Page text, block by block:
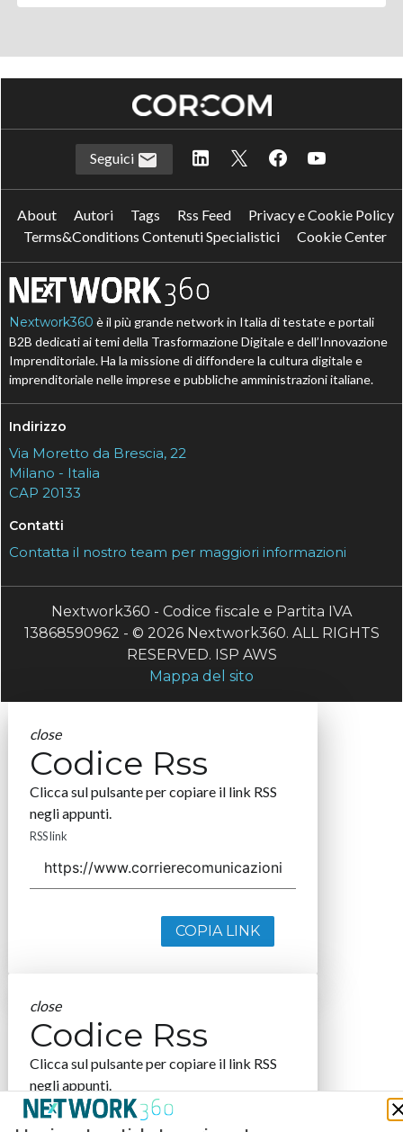
Seguici
About Autori Tags Rss Feed
Privacy e Cookie Policy
Terms&Conditions Contenuti Specialistici
Cookie Center
Nextwork360 è il più grande network in Italia di testate e portali
B2B dedicati ai temi della Trasformazione Digitale e dell’Innovazione
Imprenditoriale. Ha la missione di diffondere la cultura digitale e
imprenditoriale nelle imprese e pubbliche amministrazioni italiane.
Indirizzo
Via Moretto da Brescia, 22
Milano - Italia
CAP 20133
Contatti
Contatta il nostro team per maggiori informazioni
Nextwork360 - Codice fiscale e Partita IVA
13868590962 - © 2026 Nextwork360. ALL RIGHTS
RESERVED. ISP AWS
Mappa del sito
close
Codice Rss
Clicca sul pulsante per copiare il link RSS
negli appunti.
RSS link
COPIA LINK
close
Codice Rss
Clicca sul pulsante per copiare il link RSS
negli appunti.
RSS link